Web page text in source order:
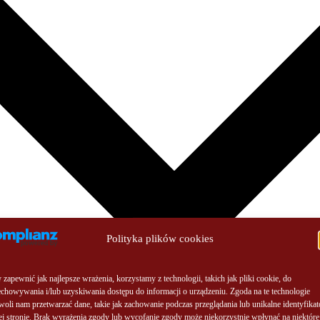
Polityka plików cookies
zapewnić jak najlepsze wrażenia, korzystamy z technologii, takich jak pliki cookie, do
i/lub uzyskiwania dostępu do informacji o urządzeniu. Zgoda na te technologie
nam przetwarzać dane, takie jak zachowanie podczas przeglądania lub unikalne
stronie. Brak wyrażenia zgody lub wycofanie zgody może niekorzystnie wpłynąć na niektóre